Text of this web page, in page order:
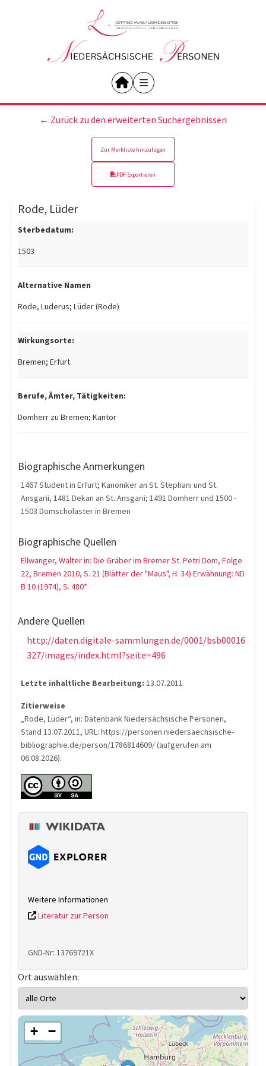
← Zurück zu den erweiterten Suchergebnissen
Zur Merkliste hinzufügen
PDF Exportieren
Rode, Lüder
Sterbedatum:
1503
Alternative Namen
Rode, Luderus; Lüder (Rode)
Wirkungsorte:
Bremen; Erfurt
Berufe, Ämter, Tätigkeiten:
Domherr zu Bremen; Kantor
Biographische Anmerkungen
1467 Student in Erfurt; Kanoniker an St. Stephani und St.
Ansgarii, 1481 Dekan an St. Ansgarii; 1491 Domherr und 1500 -
1503 Domscholaster in Bremen
Biographische Quellen
Ellwanger, Walter in: Die Gräber im Bremer St. Petri Dom, Folge
22, Bremen 2010, S. 21 (Blätter der "Maus", H. 34) Erwähnung: ND
B 10 (1974), S. 480*
Andere Quellen
http://daten.digitale-sammlungen.de/0001/bsb00016
327/images/index.html?seite=496
Letzte inhaltliche Bearbeitung: 13.07.2011
Zitierweise
„Rode, Lüder“, in: Datenbank Niedersächsische Personen,
Stand 13.07.2011, URL: https://personen.niedersaechsische-
bibliographie.de/person/1786814609/ (aufgerufen am
06.08.2026).
Weitere Informationen
Literatur zur Person
GND-Nr: 13769721X
Ort auswählen:
+ −